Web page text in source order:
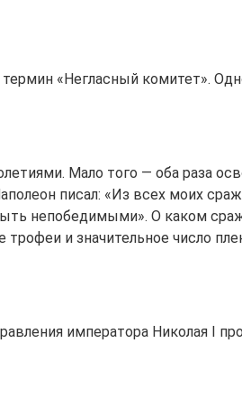
«Негласный комитет».
Мало того — оба раза
писал: «Из всех моих
непобедимыми». О каком
и значительное число
императора Николая I